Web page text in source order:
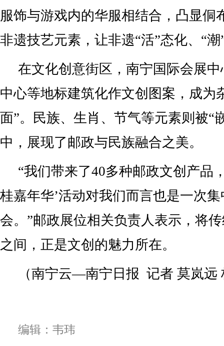
服饰与游戏内的华服相结合，凸显侗
非遗技艺元素，让非遗“活”态化、“潮
在文化创意街区，南宁国际会展
中心等地标建筑化作文创图案，成为
面”。民族、生肖、节气等元素则被“
中，展现了邮政与民族融合之美。
“我们带来了40多种邮政文创产品
桂嘉年华’活动对我们而言也是一次
会。”邮政展位相关负责人表示，将
之间，正是文创的魅力所在。
（南宁云—南宁日报 记者 莫岚远
编辑：韦玮